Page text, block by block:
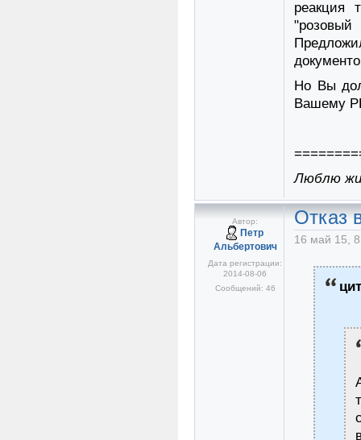
реакция
Но Вы
Вашему
Люблю
Автор:
Петр
Альбертович
Дата регистрации:
2014-08-06
Сообщений: 46
Отказ
16 май 15,